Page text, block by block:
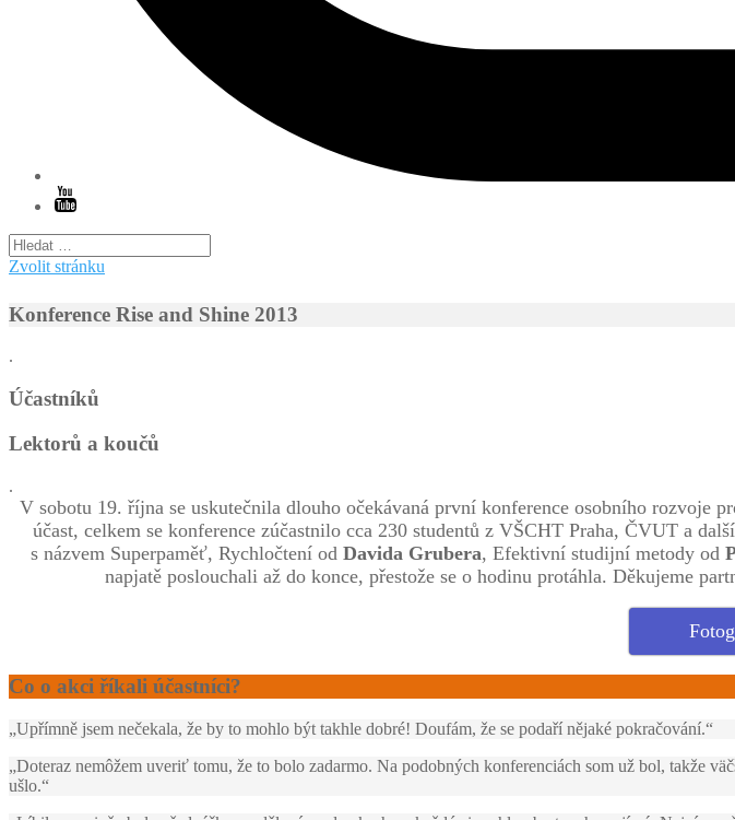
Zvolit stránku
Konference Rise and Shine 2013
.
Účastníků
Lektorů a koučů
.
V sobotu 19. října se uskutečnila dlouho očekávaná první konference osobního
účast, celkem se konference zúčastnilo cca 230 studentů z VŠCHT Praha, ČVUT a
s názvem Superpaměť, Rychločtení od Davida Grubera, Efektivní studijní metody od
napjatě poslouchali až do konce, přestože se o hodinu protáhla. Děkujeme
Co o akci říkali účastníci?
„Upřímně jsem nečekala, že by to mohlo být takhle dobré! Doufám, že se podaří nějaké pokračování.“
„Doteraz nemôžem uveriť tomu, že to bolo zadarmo. Na podobných konferenciách som už bol, takže
ušlo.“